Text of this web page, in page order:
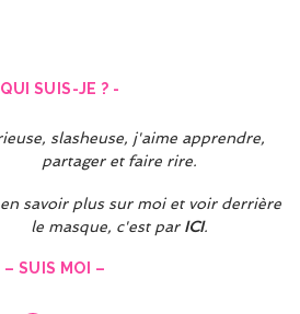
SUIS-JE ? -
slasheuse, j'aime apprendre,
partager et faire rire.
savoir plus sur moi et voir derrière
le masque, c'est par ICI.
– SUIS MOI –